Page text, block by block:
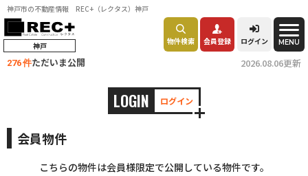
神戸市の不動産情報 REC+（レクタス）神戸
神戸 物件検索 会員登録 ログイン MENU
276 件ただいま公開 2026.08.06更新
LOGIN ログイン
会員物件
こちらの物件は会員様限定で公開している物件です。